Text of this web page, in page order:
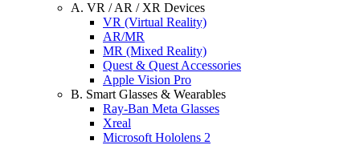
A. VR / AR / XR Devices
VR (Virtual Reality)
AR/MR
MR (Mixed Reality)
Quest & Quest Accessories
Apple Vision Pro
B. Smart Glasses & Wearables
Ray-Ban Meta Glasses
Xreal
Microsoft Hololens 2